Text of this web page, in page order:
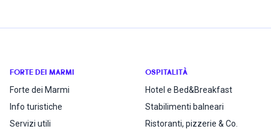
FORTE DEI MARMI
Forte dei Marmi
Info turistiche
Servizi utili
OSPITALITÀ
Hotel e Bed&Breakfast
Stabilimenti balneari
Ristoranti, pizzerie & Co.